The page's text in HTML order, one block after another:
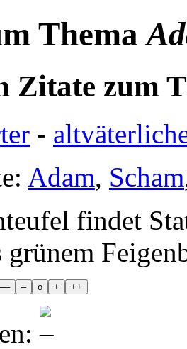
Thema
Zitate zum
-
Adam, Scham
findet
grünem